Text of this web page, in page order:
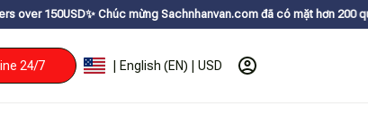
mừng Sachnhanvan.com đã có mặt hơn 200 quốc gia như Mỹ,
24/7 | English (EN) | USD